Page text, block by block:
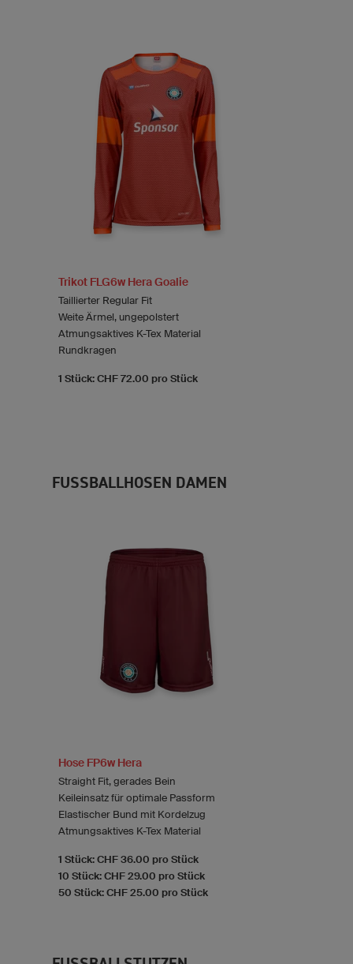
Trikot FLG6w Hera Goalie
Taillierter Regular Fit
Weite Ärmel, ungepolstert
Atmungsaktives K-Tex Material
Rundkragen
1 Stück: CHF 72.00 pro Stück
FUSSBALLHOSEN DAMEN
Hose FP6w Hera
Straight Fit, gerades Bein
Keileinsatz für optimale Passform
Elastischer Bund mit Kordelzug
Atmungsaktives K-Tex Material
1 Stück: CHF 36.00 pro Stück
10 Stück: CHF 29.00 pro Stück
50 Stück: CHF 25.00 pro Stück